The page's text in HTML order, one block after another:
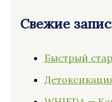
Свежие
Быстрый